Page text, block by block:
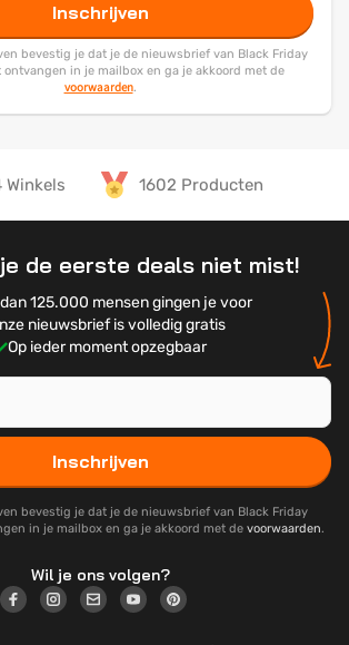
Inschrijven
bevestig je dat je de nieuwsbrief van Black Friday
in je mailbox en ga je akkoord met de
voorwaarden.
Winkels 1602 Producten
de eerste deals niet mist!
125.000 mensen gingen je voor
nieuwsbrief is volledig gratis
Op ieder moment opzegbaar
Inschrijven
bevestig je dat je de nieuwsbrief van Black Friday
in je mailbox en ga je akkoord met de voorwaarden.
Wil je ons volgen?